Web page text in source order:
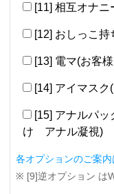
[11] 相互オナ
[12] おしっこ持
[13] 電マ(お客
[14] アイマス
[15] アナルパ
け アナル凝視)
各オプションのご案内
※ [9]逆オプション は